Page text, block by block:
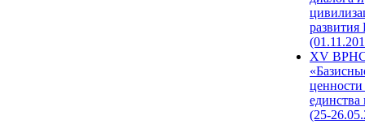
развития
XV
единства
(25-